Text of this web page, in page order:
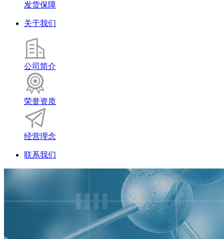
发货保障
关于我们
公司简介
荣誉资质
经营理念
联系我们